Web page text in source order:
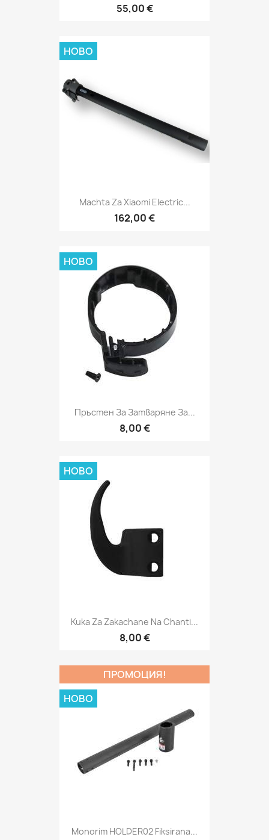
55,00 €
Machta Za Xiaomi Electric...
162,00 €
НОВО
Пръстен За Затваряне За...
8,00 €
НОВО
Kuka Za Zakachane Na Chanti...
8,00 €
НОВО
Monorim HOLDER02 Fiksirana...
ПРОМОЦИЯ!
НОВО